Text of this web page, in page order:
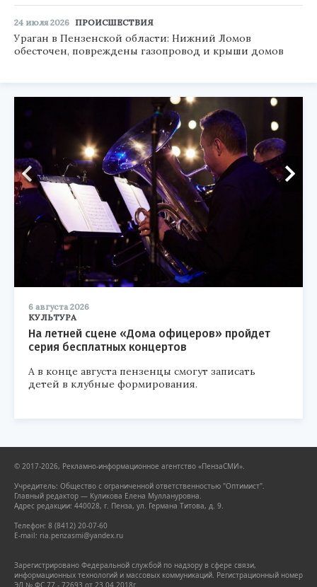
24 июля 2026 ПРОИСШЕСТВИЯ
Ураган в Пензенской области: Нижний Ломов
обесточен, повреждены газопровод и крыши домов
6 августа 2026
КУЛЬТУРА
На летней сцене «Дома офицеров» пройдет
серия бесплатных концертов
А в конце августа пензенцы смогут записать
детей в клубные формирования.
© 2017-2026, Рекламно-информационное агентство «ПензаСМИ».
Учредитель: Общество с ограниченной ответственностью "Оптимист".
Главный редактор — Куликова Елена Муллануровна.
Адрес редакции: 440028, г. Пенза, ул. Германа Титова, д. 9.
Телефон: 8 (8412) 20-07-60
E-mail: ria.penzasmi@yandex.ru
Зарегистрировано Федеральной службой по надзору в сфере связи,
информационных технологий и массовых коммуникаций. Регистрационный номер
ЭЛ № ФС 77 - 72693 от 23.04.2018г.